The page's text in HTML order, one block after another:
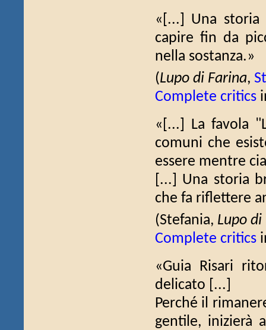
«[...] Una storia
capire fin da
nella sostanza.»
(Lupo di Farina,
Complete critics
«[...] La favola
comuni che
essere mentre
[...] Una storia
che fa riflettere
(Stefania, Lupo di
Complete critics
«Guia Risari
delicato [...]
Perché il
gentile, inizierà